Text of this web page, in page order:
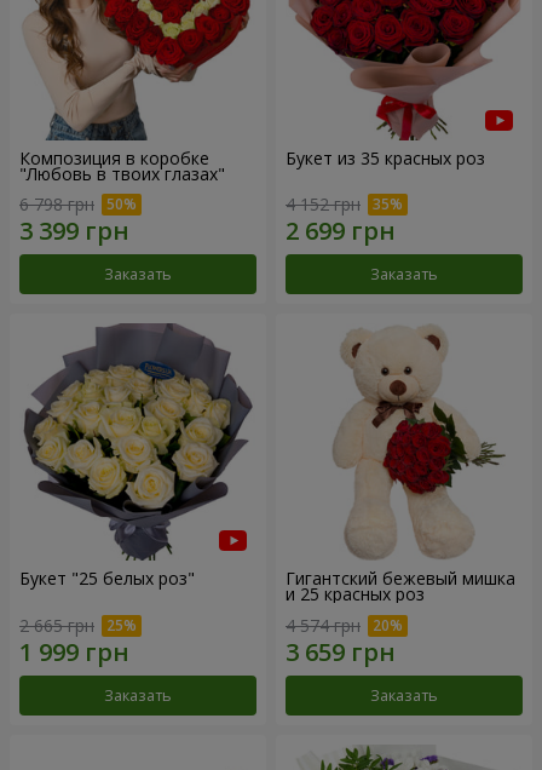
Композиция в коробке
"Любовь в твоих глазах"
6 798 грн
Заказать
Букет из 35 красных роз
4 152 грн
Заказать
Букет "25 белых роз"
2 665 грн
Заказать
Гигантский бежевый мишка
и 25 красных роз
4 574 грн
Заказать